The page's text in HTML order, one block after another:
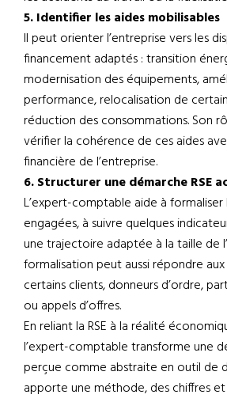
5. Identifier les aides mobilisables
Il peut orienter l’entreprise vers les
financement adaptés : transition
modernisation des équipements,
performance, relocalisation de
réduction des consommations. Son
vérifier la cohérence de ces aides
financière de l’entreprise.
6. Structurer une démarche RSE
L’expert-comptable aide à
engagées, à suivre quelques
une trajectoire adaptée à la taille de
formalisation peut aussi répondre
certains clients, donneurs d’ordre,
ou appels d’offres.
En reliant la RSE à la réalité
l’expert-comptable transforme une
perçue comme abstraite en outil de
apporte une méthode, des chiffres